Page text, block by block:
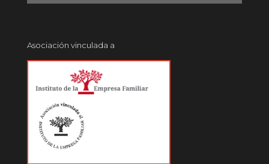
Asociación vinculada a